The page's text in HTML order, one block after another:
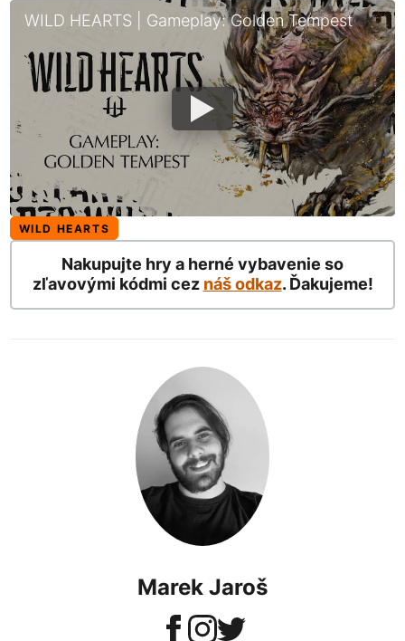
WILD HEARTS | Gameplay: Golden Tempest
WILD HEARTS
Nakupujte hry a herné vybavenie so
zľavovými kódmi cez náš odkaz. Ďakujeme!
Marek Jaroš